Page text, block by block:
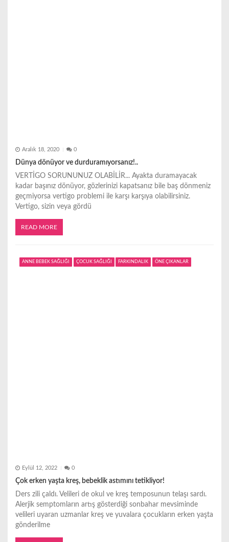
Aralık 18, 2020 0
Dünya dönüyor ve durduramıyorsanız!..
VERTİGO SORUNUNUZ OLABİLİR... Ayakta duramayacak
kadar başınız dönüyor, gözlerinizi kapatsanız bile baş dönmeniz
geçmiyorsa vertigo problemi ile karşı karşıya olabilirsiniz.
Vertigo, sizin veya gördü
READ MORE
ANNE BEBEK SAĞLIĞI ÇOCUK SAĞLIĞI FARKINDALIK ÖNE ÇIKANLAR
Eylül 12, 2022 0
Çok erken yaşta kreş, bebeklik astımını tetikliyor!
Ders zili çaldı. Velileri de okul ve kreş temposunun telaşı sardı.
Alerjik semptomların artış gösterdiği sonbahar mevsiminde
velileri uyaran uzmanlar kreş ve yuvalara çocukların erken yaşta
gönderilme